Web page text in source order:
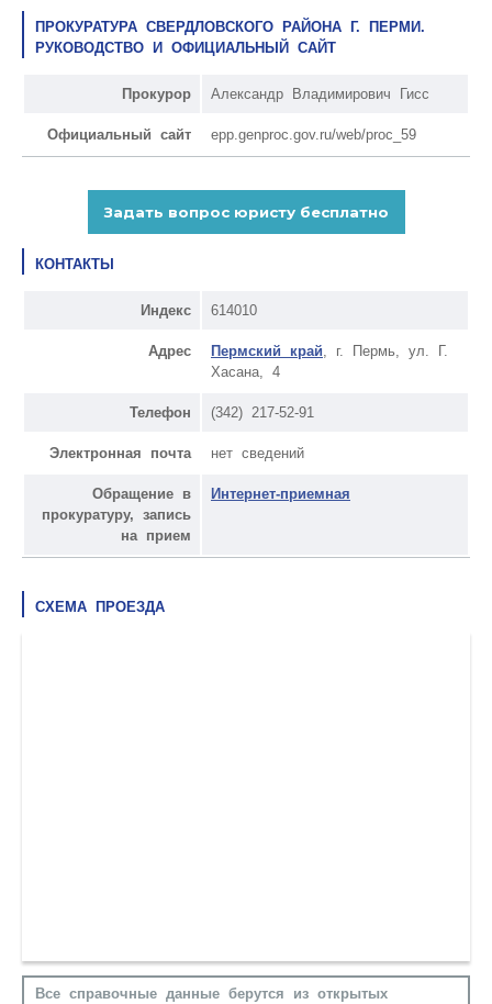
ПРОКУРАТУРА СВЕРДЛОВСКОГО РАЙОНА Г. ПЕРМИ.
РУКОВОДСТВО И ОФИЦИАЛЬНЫЙ САЙТ
Прокурор Александр Владимирович Гисс
Официальный сайт epp.genproc.gov.ru/web/proc_59
КОНТАКТЫ
Индекс 614010
Адрес Пермский край , г. Пермь, ул. Г.
Хасана, 4
Телефон (342) 217-52-91
Электронная почта нет сведений
Обращение в
прокуратуру, запись
на прием
Интернет-приемная
СХЕМА ПРОЕЗДА
Все справочные данные берутся из открытых